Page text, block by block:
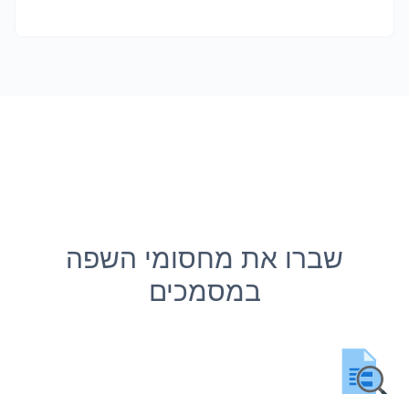
שברו את מחסומי השפה
במסמכים